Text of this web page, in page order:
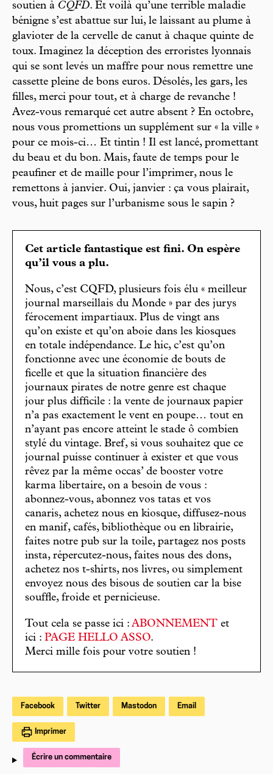
soutien à CQFD. Et voilà qu’une terrible maladie
bénigne s’est abattue sur lui, le laissant au plume à
glavioter de la cervelle de canut à chaque quinte de
toux. Imaginez la déception des erroristes lyonnais
qui se sont levés un maffre pour nous remettre une
cassette pleine de bons euros. Désolés, les gars, les
filles, merci pour tout, et à charge de revanche !
Avez-vous remarqué cet autre absent ? En octobre,
nous vous promettions un supplément sur « la ville »
pour ce mois-ci… Et tintin ! Il est lancé, promettant
du beau et du bon. Mais, faute de temps pour le
peaufiner et de maille pour l’imprimer, nous le
remettons à janvier. Oui, janvier : ça vous plairait,
vous, huit pages sur l’urbanisme sous le sapin ?
Cet article fantastique est fini. On espère
qu’il vous a plu.
Nous, c’est CQFD, plusieurs fois élu « meilleur
journal marseillais du Monde » par des jurys
férocement impartiaux. Plus de vingt ans
qu’on existe et qu’on aboie dans les kiosques
en totale indépendance. Le hic, c’est qu’on
fonctionne avec une économie de bouts de
ficelle et que la situation financière des
journaux pirates de notre genre est chaque
jour plus difficile : la vente de journaux papier
n’a pas exactement le vent en poupe… tout en
n’ayant pas encore atteint le stade ô combien
stylé du vintage. Bref, si vous souhaitez que ce
journal puisse continuer à exister et que vous
rêvez par la même occas’ de booster votre
karma libertaire, on a besoin de vous :
abonnez-vous, abonnez vos tatas et vos
canaris, achetez nous en kiosque, diffusez-nous
en manif, cafés, bibliothèque ou en librairie,
faites notre pub sur la toile, partagez nos posts
insta, répercutez-nous, faites nous des dons,
achetez nos t-shirts, nos livres, ou simplement
envoyez nous des bisous de soutien car la bise
souffle, froide et pernicieuse.
Tout cela se passe ici : ABONNEMENT et
ici : PAGE HELLO ASSO.
Merci mille fois pour votre soutien !
Facebook Twitter Mastodon Email
Imprimer
Écrire un commentaire